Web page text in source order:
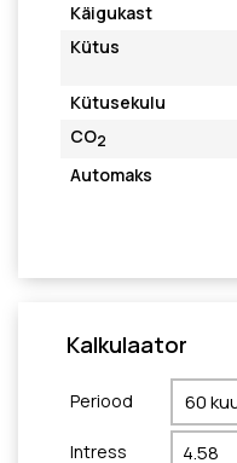
Käigukast
Kütus
Kütusekulu
CO2
Automaks
Kalkulaator
Periood
Intress